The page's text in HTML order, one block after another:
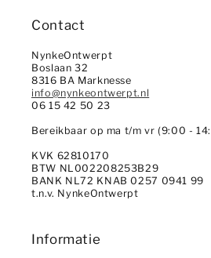
Contact
NynkeOntwerpt
Boslaan 32
8316 BA Marknesse
info@nynkeontwerpt.nl
06 15 42 50 23
Bereikbaar op ma t/m vr (9:00 -
KVK 62810170
BTW NL002208253B29
BANK NL72 KNAB 0257 0941 99
t.n.v. NynkeOntwerpt
Informatie